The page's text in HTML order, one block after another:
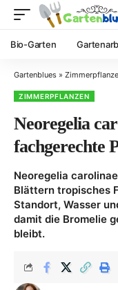
Bio-Garten
Gartenblues »
ZIMMERPFLANZEN
Neoregelia
fachgerechte
Neoregelia
Blättern tropisches
Standort, Wasser
damit die Bromelie
bleibt.